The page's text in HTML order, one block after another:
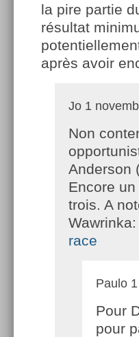
la pire partie
résultat
après avoir
Jo 1
Non
Anderson
Encore
trois. A
Wawrinka:
race
Paulo
Pour
pour